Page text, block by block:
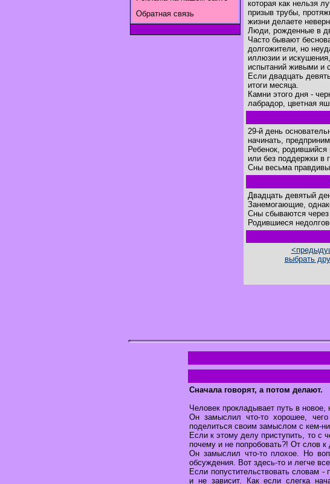
Обратная связь
которая как нельзя
призыв трубы,
жизни делаете
Люди, рожденные в
Часто бывают
долгожители, но
иллюзии и
испытаний живыми и
Если двадцать
итоги месяца.
Камни этого дня -
лабрадор, цветная
29-й день
начинать,
Ребенок,
или без поддержки в
Сны весьма
Двадцать девятый
Занемогающие,
Сны сбываются через
Родившиеся
выбрать
Cначала говорят, а потом делают.
Человек прокладывает путь в
Он замыслил что-то хорошее,
поделиться своим замыслом с кем-
Если к этому делу приступить, то с
почему и не попробовать?! От слов к
Он замыслил что-то плохое. Но
обсуждения. Вот здесь-то и легче
Если попустительствовать словам
и не зависит. Как если слегка